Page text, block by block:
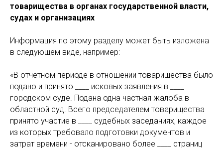
товарищества в органах государственной власти,
судах и организациях
Информация по этому разделу может быть изложена
в следующем виде, например:
«В отчетном периоде в отношении товарищества было
подано и принято ____ исковых заявления в ____
городском суде. Подана одна частная жалоба в
областной суд. Всего председателем товарищества
принято участие в ____ судебных заседаниях, каждое
из которых требовало подготовки документов и
затрат времени - отсканировано более ____ страниц